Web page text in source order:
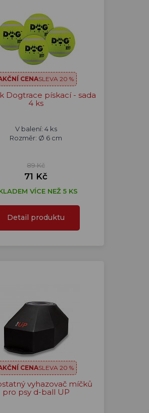
CENASLEVA 20 %
Dogtrace pískací - sada
4 ks
V balení: 4 ks
Rozměr: Ø 6 cm
89 Kč
71 Kč
VÍCE NEŽ 5 KS
Detail produktu
CENASLEVA 20 %
vyhazovač míčků
pro psy d-ball UP